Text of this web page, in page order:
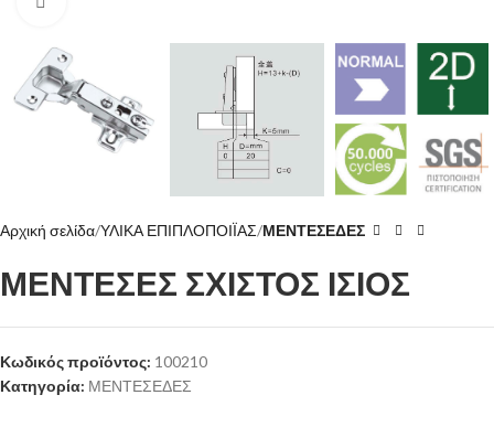
Αρχική σελίδα ΥΛΙΚΑ ΕΠΙΠΛΟΠΟΙΪΑΣ ΜΕΝΤΕΣΕΔΕΣ
ΜΕΝΤΕΣΕΣ ΣΧΙΣΤΟΣ ΙΣΙΟΣ
Κωδικός προϊόντος: 100210
Κατηγορία: ΜΕΝΤΕΣΕΔΕΣ